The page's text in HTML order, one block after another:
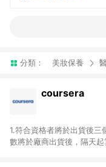
分類： 美妝保養
coursera
1.符合資格者將於出貨後
數將於廠商出貨後，隔天